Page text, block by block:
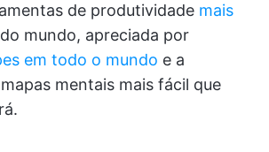
de produtividade mais
do mundo, apreciada por
em todo o mundo e a
mentais mais fácil que